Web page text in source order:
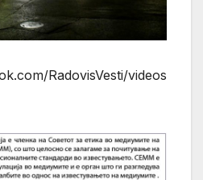
RadovisVesti/videos